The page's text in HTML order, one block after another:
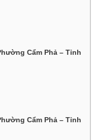
Cẩm Phả – Tỉnh
Cẩm Phả – Tỉnh